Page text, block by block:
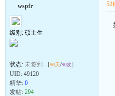
wspfr
级别: 硕士生
状态: 未签到 - [90天/90次]
UID: 49120
精华: 0
发帖: 294
52